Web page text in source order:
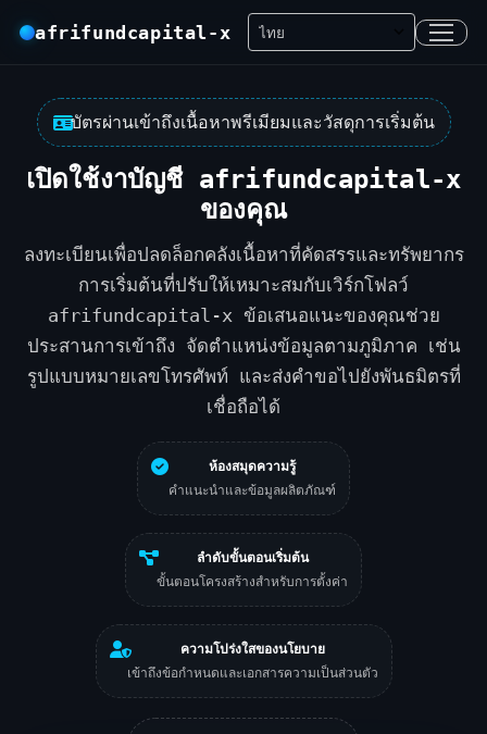
afrifundcapital-x
บัตรผ่านเข้าถึงเนื้อหาพรีเมียมและวัสดุการเริ่มต้น
เปิดใช้งาบัญชี afrifundcapital-x
ของคุณ
ลงทะเบียนเพื่อปลดล็อกคลังเนื้อหาที่คัดสรรและทรัพยากร
การเริ่มต้นที่ปรับให้เหมาะสมกับเวิร์กโฟลว์
afrifundcapital-x ข้อเสนอแนะของคุณช่วย
ประสานการเข้าถึง จัดตำแหน่งข้อมูลตามภูมิภาค เช่น
รูปแบบหมายเลขโทรศัพท์ และส่งคำขอไปยังพันธมิตรที่
เชื่อถือได้
ห้องสมุดความรู้
คำแนะนำและข้อมูลผลิตภัณฑ์
ลำดับขั้นตอนเริ่มต้น
ขั้นตอนโครงสร้างสำหรับการตั้งค่า
ความโปร่งใสของนโยบาย
เข้าถึงข้อกำหนดและเอกสารความเป็นส่วนตัว